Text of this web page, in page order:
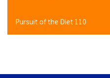
Pursuit of the Diet 110